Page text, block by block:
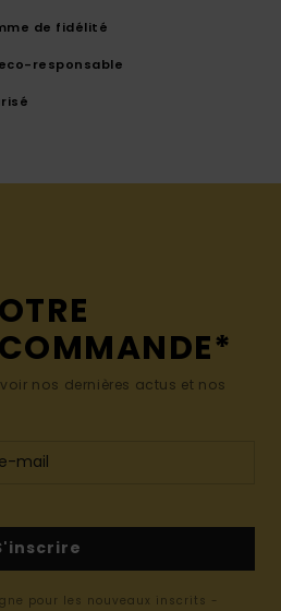
de fidélité
responsable
nos dernières actus et nos
pour les nouveaux inscrits -